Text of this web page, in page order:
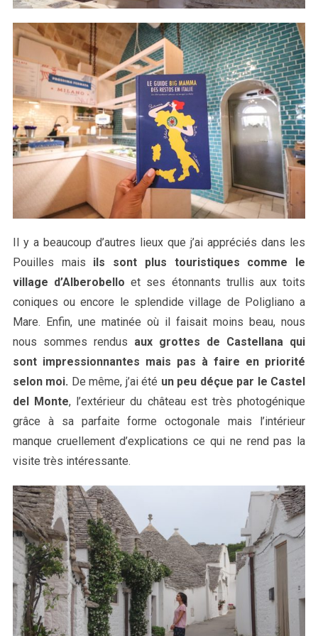
Il y a beaucoup d’autres lieux que j’ai appréciés dans les
Pouilles mais ils sont plus touristiques comme le
village d’Alberobello et ses étonnants trullis aux toits
coniques ou encore le splendide village de Poligliano a
Mare. Enfin, une matinée où il faisait moins beau, nous
nous sommes rendus aux grottes de Castellana qui
sont impressionnantes mais pas à faire en priorité
selon moi. De même, j’ai été un peu déçue par le Castel
del Monte, l’extérieur du château est très photogénique
grâce à sa parfaite forme octogonale mais l’intérieur
manque cruellement d’explications ce qui ne rend pas la
visite très intéressante.